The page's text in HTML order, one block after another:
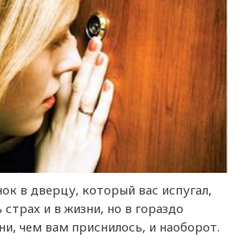
в дверцу, который вас испугал,
и в жизни, но в гораздо
чем вам приснилось, и наоборот.